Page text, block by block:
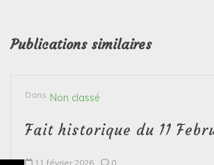
Publications similaires
Dans Non classé
Fait historique du 11
11 février 2026 0